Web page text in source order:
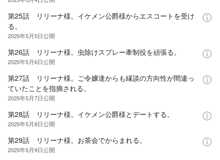
第25話 リリーナ様。イケメン公爵様からエスコートを受け
る。
2025年5月5日公開
第26話 リリーナ様。虫除けスプレー牽制役を頑張る。
2025年5月6日公開
第27話 リリーナ様。ご令嬢達からも縁談の方向性が間違っ
ていたことを指摘される。
2025年5月7日公開
第28話 リリーナ様。イケメン公爵様とデートする。
2025年5月8日公開
第29話 リリーナ様。お茶会でからまれる。
2025年5月9日公開